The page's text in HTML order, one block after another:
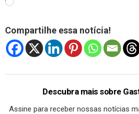
Compartilhe essa notícia!
Descubra mais sobre
Assine para receber nossas notícias